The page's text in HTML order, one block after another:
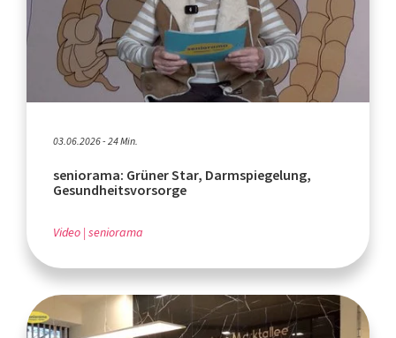
03.06.2026 - 24 Min.
seniorama: Grüner Star, Darmspiegelung,
Gesundheitsvorsorge
Video seniorama